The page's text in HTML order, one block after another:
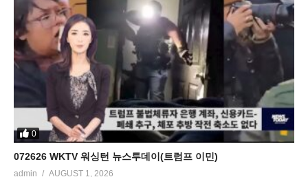
0
072626 WKTV 워싱턴 뉴스투데이(트럼프 이민)
admin AUGUST 1, 2026